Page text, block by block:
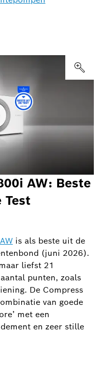
AW: Beste
Test
is als beste uit de
(juni 2026).
liefst 21
punten, zoals
De Compress
van goede
met een
en zeer stille